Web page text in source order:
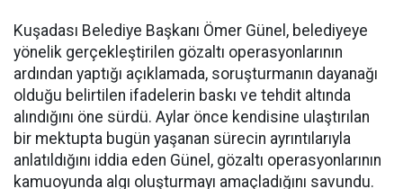
Kuşadası Belediye Başkanı Ömer Günel, belediyeye
yönelik gerçekleştirilen gözaltı operasyonlarının
ardından yaptığı açıklamada, soruşturmanın dayanağı
olduğu belirtilen ifadelerin baskı ve tehdit altında
alındığını öne sürdü. Aylar önce kendisine ulaştırılan
bir mektupta bugün yaşanan sürecin ayrıntılarıyla
anlatıldığını iddia eden Günel, gözaltı operasyonlarının
kamuoyunda algı oluşturmayı amaçladığını savundu.